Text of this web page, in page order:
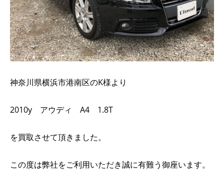
神奈川県横浜市港南区のK様より
2010y アウディ A4 1.8T
を買取させて頂きました。
この度は弊社をご利用いただき誠に有難う御座います。